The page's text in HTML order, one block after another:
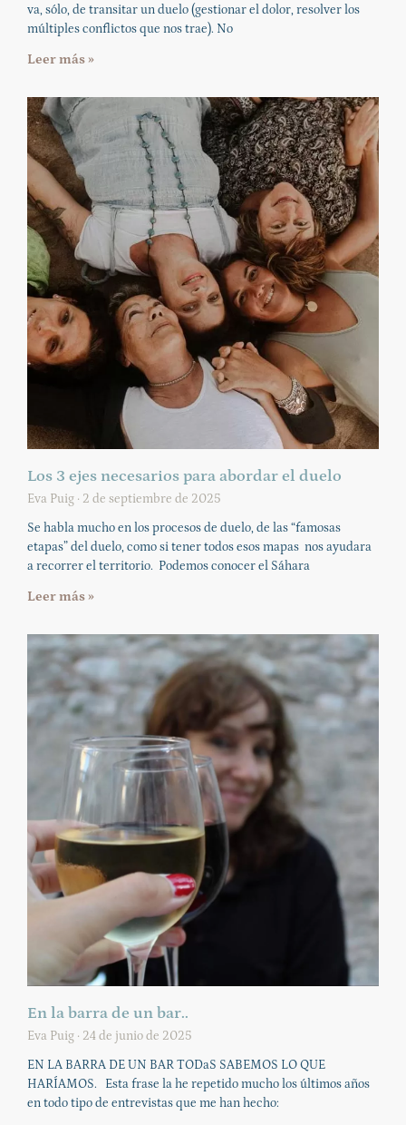
va, sólo, de transitar un duelo (gestionar el dolor, resolver los
múltiples conflictos que nos trae). No
Leer más »
Los 3 ejes necesarios para abordar el duelo
Eva Puig
2 de septiembre de 2025
Se habla mucho en los procesos de duelo, de las “famosas
etapas” del duelo, como si tener todos esos mapas nos ayudara
a recorrer el territorio. Podemos conocer el Sáhara
Leer más »
En la barra de un bar..
Eva Puig
24 de junio de 2025
EN LA BARRA DE UN BAR TODaS SABEMOS LO QUE
HARÍAMOS. Esta frase la he repetido mucho los últimos años
en todo tipo de entrevistas que me han hecho: